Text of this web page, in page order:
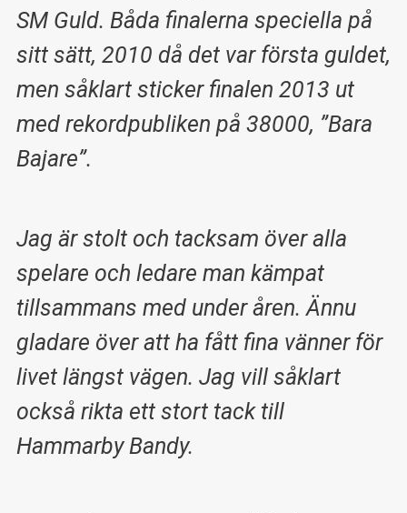
SM Guld. Båda finalerna speciella på
sitt sätt, 2010 då det var första guldet,
men såklart sticker finalen 2013 ut
med rekordpubliken på 38000, ”Bara
Bajare”.
Jag är stolt och tacksam över alla
spelare och ledare man kämpat
tillsammans med under åren. Ännu
gladare över att ha fått fina vänner för
livet längst vägen. Jag vill såklart
också rikta ett stort tack till
Hammarby Bandy.